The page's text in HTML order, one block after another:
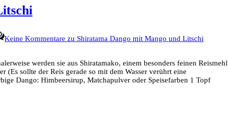
Keine Kommentare zu Shiratama Dango mit Mango und Litschi
werden sie aus Shiratamako, einem besonders feinen Reismehl
(Es sollte der Reis gerade so mit dem Wasser verührt eine
Dango: Himbeersirup, Matchapulver oder Speisefarben 1 Topf